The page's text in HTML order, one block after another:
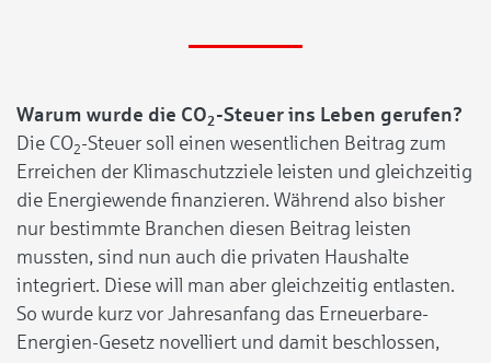
Warum wurde die CO2-Steuer ins Leben gerufen?
Die CO2-Steuer soll einen wesentlichen Beitrag zum
Erreichen der Klimaschutzziele leisten und gleichzeitig
die Energiewende finanzieren. Während also bisher
nur bestimmte Branchen diesen Beitrag leisten
mussten, sind nun auch die privaten Haushalte
integriert. Diese will man aber gleichzeitig entlasten.
So wurde kurz vor Jahresanfang das Erneuerbare-
Energien-Gesetz novelliert und damit beschlossen,